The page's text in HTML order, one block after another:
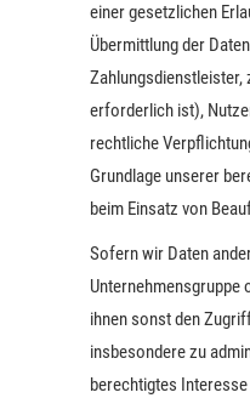
einer gesetzlichen
Übermittlung der
erforderlich ist),
rechtliche
Grundlage unserer
beim Einsatz von
Sofern wir Daten
ihnen sonst den
insbesondere zu
berechtigtes